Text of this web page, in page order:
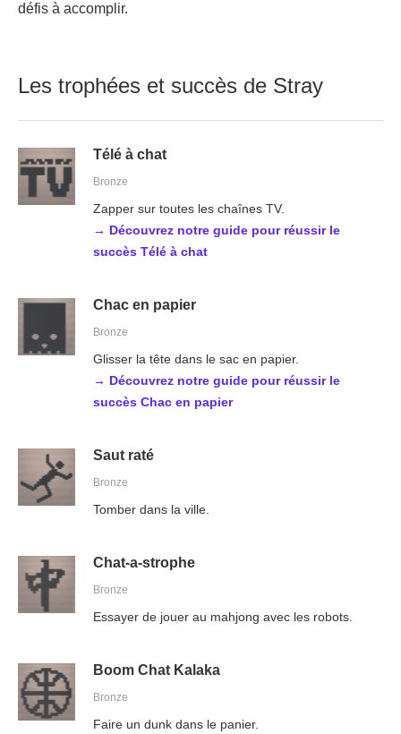
défis à accomplir.
Les trophées et succès de Stray
Télé à chat
Bronze
Zapper sur toutes les chaînes TV.
→ Découvrez notre guide pour réussir le
succès Télé à chat
Chac en papier
Bronze
Glisser la tête dans le sac en papier.
→ Découvrez notre guide pour réussir le
succès Chac en papier
Saut raté
Bronze
Tomber dans la ville.
Chat-a-strophe
Bronze
Essayer de jouer au mahjong avec les robots.
Boom Chat Kalaka
Bronze
Faire un dunk dans le panier.